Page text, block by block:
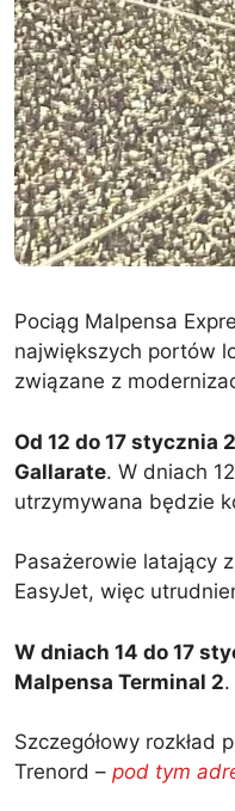
Pociąg Malpensa
największych portów
związane z
Od 12 do 17 stycznia
Gallarate. W dniach
utrzymywana będzie
Pasażerowie latający
EasyJet, więc
W dniach 14 do 17
Malpensa Terminal 2
Szczegółowy
Trenord – pod tym